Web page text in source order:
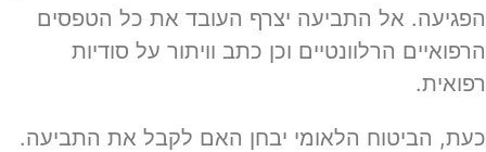
הפגיעה. אל התביעה יצרף העובד את כל הטפסים
הרפואיים הרלוונטיים וכן כתב וויתור על סודיות
רפואית.
כעת, הביטוח הלאומי יבחן האם לקבל את התביעה.